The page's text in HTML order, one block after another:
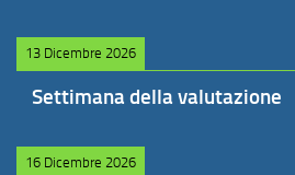
13 Dicembre 2026
Settimana della valutazione
16 Dicembre 2026